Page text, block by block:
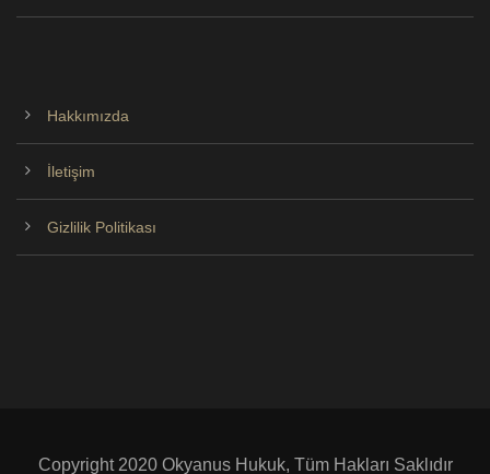
Hakkımızda
İletişim
Gizlilik Politikası
Copyright 2020 Okyanus Hukuk, Tüm Hakları Saklıdır